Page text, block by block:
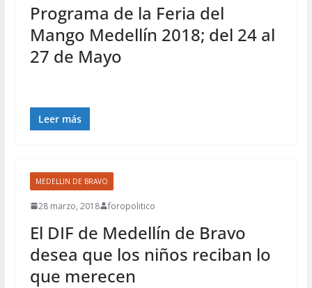
Programa de la Feria del
Mango Medellín 2018; del 24 al
27 de Mayo
Leer más
MEDELLIN DE BRAVO
28 marzo, 2018 foropolitico
El DIF de Medellín de Bravo
desea que los niños reciban lo
que merecen